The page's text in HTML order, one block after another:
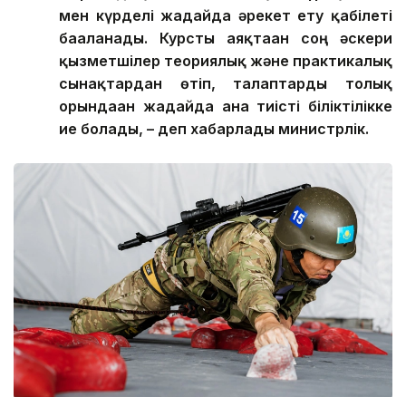
мен күрделі жағдайда әрекет ету қабілеті
бағаланады. Курсты аяқтаған соң әскери
қызметшілер теориялық және практикалық
сынақтардан өтіп, талаптарды толық
орындаған жағдайда ғана тиісті біліктілікке
ие болады, – деп хабарлады министрлік.